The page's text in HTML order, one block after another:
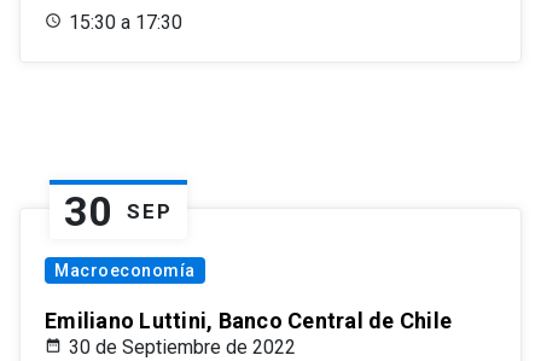
15:30 a 17:30
30 SEP
Macroeconomía
Emiliano Luttini, Banco Central de Chile
30 de Septiembre de 2022